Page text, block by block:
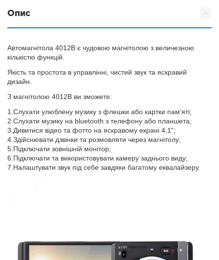
Опис
Автомагнітола 4012B є чудовою магнітолою з величезною
кількістю функцій.
Якість та простота в управлінні, чистий звук та яскравий
дизайн.
З магнітолою 4012B ви зможете:
1.Слухати улюблену музику з флешки або картки пам'яті;
2.Слухати музику на bluetooth з телефону або планшета;
3.Дивитися відео та фотто на яскравому екрані 4,1";
4.Здійснювати дзвінки та розмовляти через магнітолу;
5.Підключати зовнішній монітор;
6.Підключати та використовувати камеру заднього виду;
7.Налаштувати звук під себе завдяки багатому еквалайзеру.